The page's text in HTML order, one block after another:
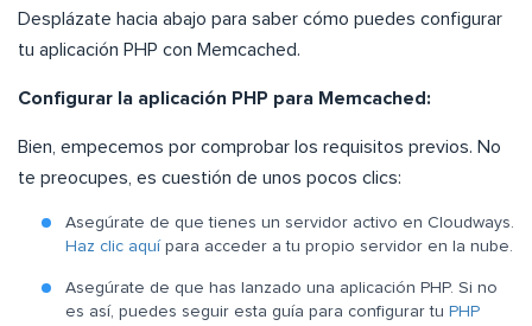
Desplázate hacia abajo para saber cómo puedes configurar
tu aplicación PHP con Memcached.
Configurar la aplicación PHP para Memcached:
Bien, empecemos por comprobar los requisitos previos. No
te preocupes, es cuestión de unos pocos clics:
Asegúrate de que tienes un servidor activo en Cloudways.
Haz clic aquí para acceder a tu propio servidor en la nube.
Asegúrate de que has lanzado una aplicación PHP. Si no
es así, puedes seguir esta guía para configurar tu PHP